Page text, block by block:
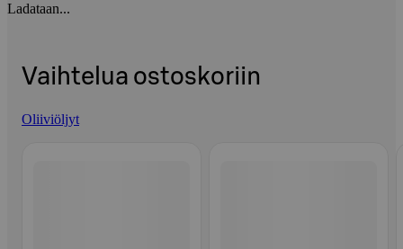
Ladataan...
Vaihtelua ostoskoriin
Oliiviöljyt